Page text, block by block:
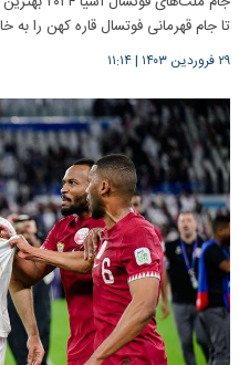
تا جام قهرمانی فوتسال قاره کهن را به
۲۹ فروردین ۱۴۰۳ |۱۱:۱۴